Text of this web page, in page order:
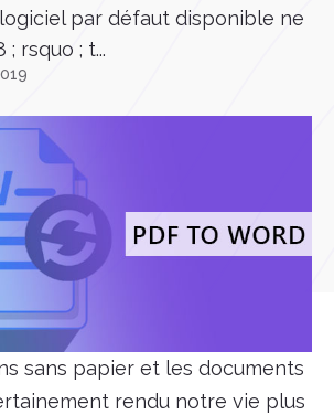
par défaut disponible ne
rsquo ; t...
sans papier et les documents
rendu notre vie plus